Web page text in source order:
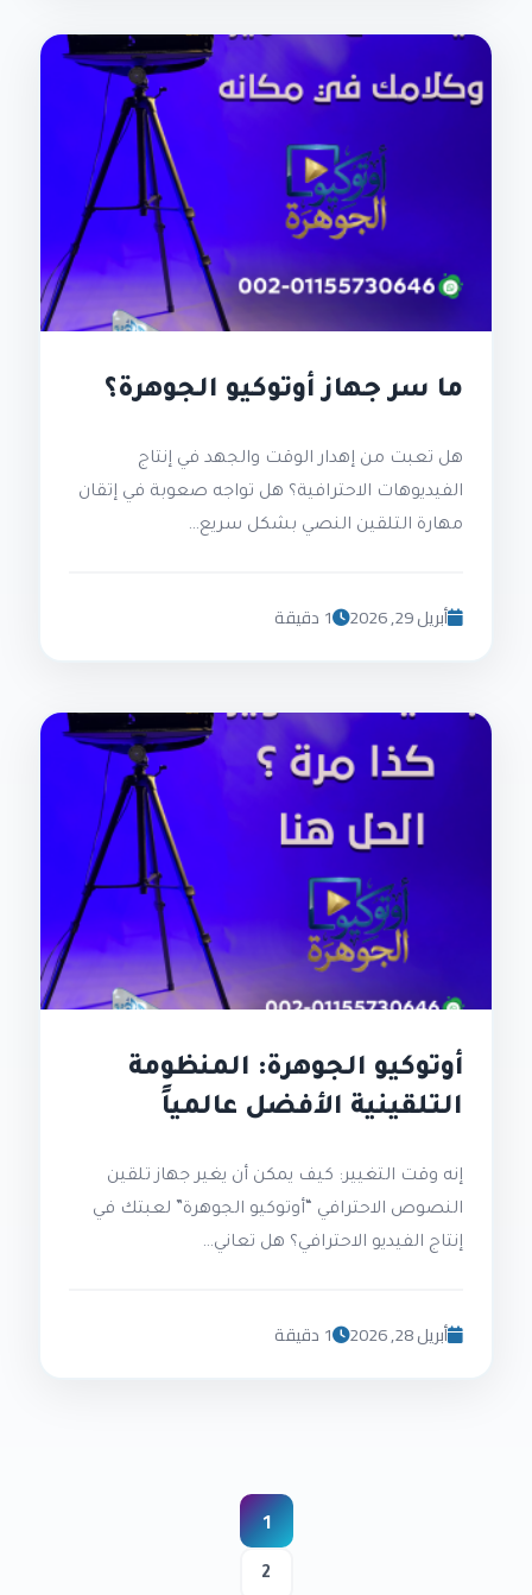
ما سر جهاز أوتوكيو الجوهرة؟
هل تعبت من إهدار الوقت والجهد في إنتاج
الفيديوهات الاحترافية؟ هل تواجه صعوبة في إتقان
مهارة التلقين النصي بشكل سريع…
أبريل 29, 2026 1 دقيقة
أوتوكيو الجوهرة: المنظومة
التلقينية الأفضل عالمياً
إنه وقت التغيير: كيف يمكن أن يغير جهاز تلقين
النصوص الاحترافي “أوتوكيو الجوهرة” لعبتك في
إنتاج الفيديو الاحترافي؟ هل تعاني…
أبريل 28, 2026 1 دقيقة
تعدد
صفحات
المقالات
1
2